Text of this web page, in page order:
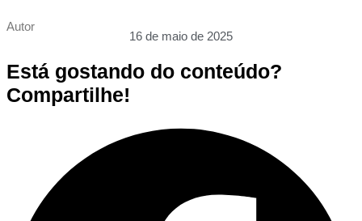
Autor
16 de maio de 2025
Está gostando do conteúdo?
Compartilhe!